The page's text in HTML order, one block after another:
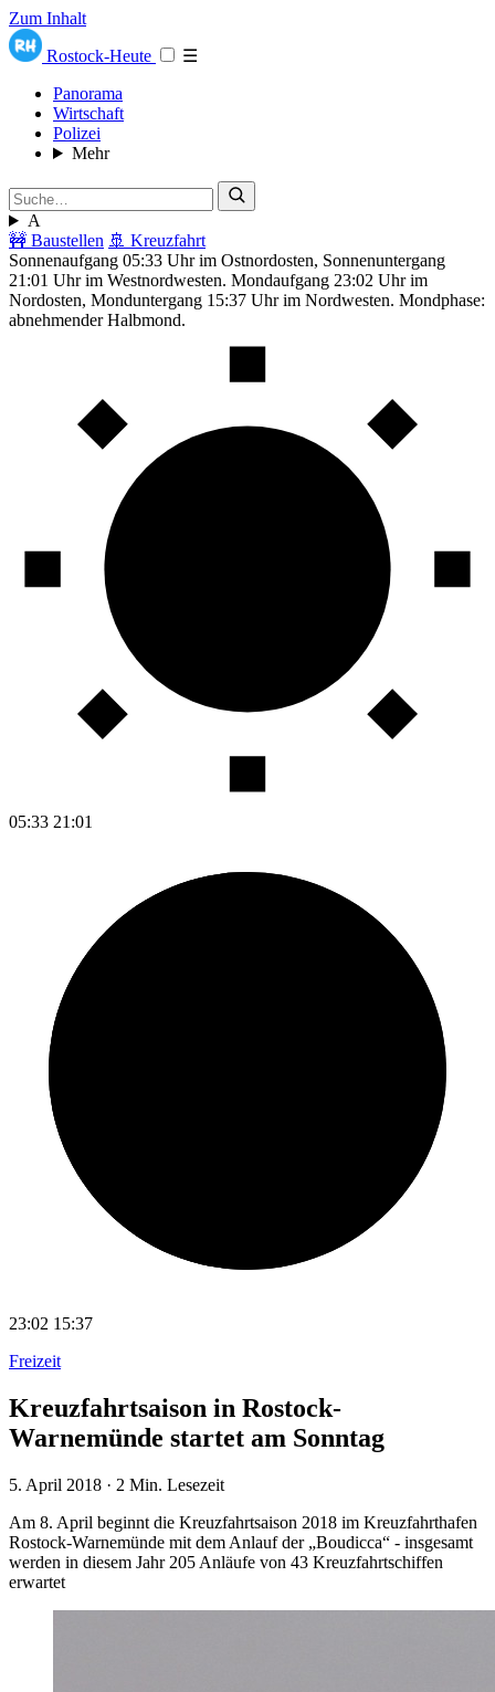
Zum Inhalt
Rostock-Heute
☰
Panorama
Wirtschaft
Polizei
Mehr
A
🚧 Baustellen 🚢 Kreuzfahrt
Sonnenaufgang 05:33 Uhr im Ostnordosten, Sonnenuntergang
21:01 Uhr im Westnordwesten. Mondaufgang 23:02 Uhr im
Nordosten, Monduntergang 15:37 Uhr im Nordwesten. Mondphase:
abnehmender Halbmond.
05:33 21:01
23:02 15:37
Freizeit
Kreuzfahrtsaison in Rostock-
Warnemünde startet am Sonntag
5. April 2018 · 2 Min. Lesezeit
Am 8. April beginnt die Kreuzfahrtsaison 2018 im Kreuzfahrthafen
Rostock-Warnemünde mit dem Anlauf der „Boudicca“ - insgesamt
werden in diesem Jahr 205 Anläufe von 43 Kreuzfahrtschiffen
erwartet